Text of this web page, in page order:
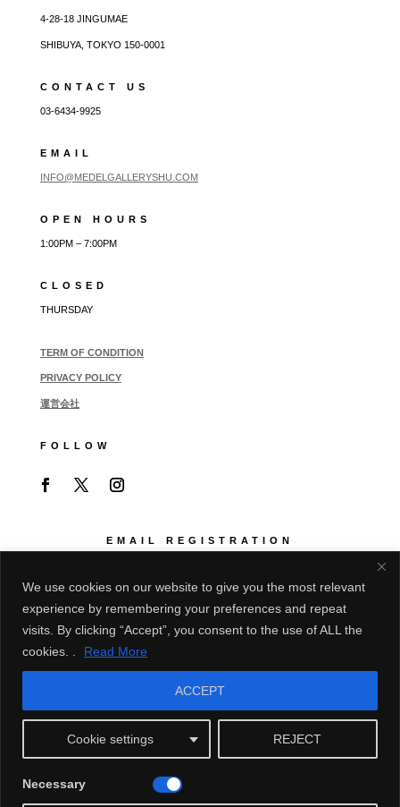
We use cookies on our website to give you the most relevant
experience by remembering your preferences and repeat
visits. By clicking “Accept”, you consent to the use of ALL the
cookies. .
Read More
Cookie settings REJECT
ACCEPT
Necessary
4-28-18 JINGUMAE
SHIBUYA, TOKYO 150-0001
CONTACT US
03-6434-9925
EMAIL
INFO@MEDELGALLERYSHU.COM
OPEN HOURS
1:00PM – 7:00PM
CLOSED
THURSDAY
TERM OF CONDITION
PRIVACY POLICY
運営会社
FOLLOW
EMAIL REGISTRATION
Subscribe | 登録